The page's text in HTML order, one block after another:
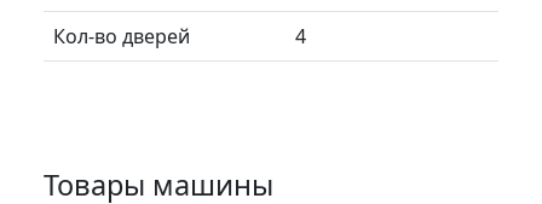
Кол-во дверей
4
Товары машины